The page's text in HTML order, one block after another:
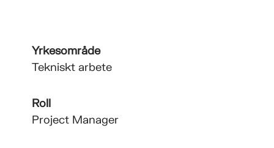
Yrkesområde
Tekniskt arbete
Roll
Project Manager